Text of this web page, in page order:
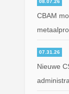
CBAM
07.31.26
Nieuwe